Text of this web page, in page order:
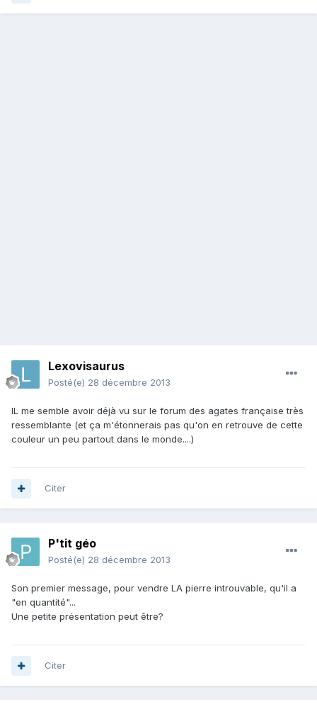
Lexovisaurus
Posté(e) 28 décembre 2013
IL me semble avoir déjà vu sur le forum des agates française très
ressemblante (et ça m'étonnerais pas qu'on en retrouve de cette
couleur un peu partout dans le monde....)
Citer
P'tit géo
Posté(e) 28 décembre 2013
Son premier message, pour vendre LA pierre introuvable, qu'il a
"en quantité"...
Une petite présentation peut être?
Citer